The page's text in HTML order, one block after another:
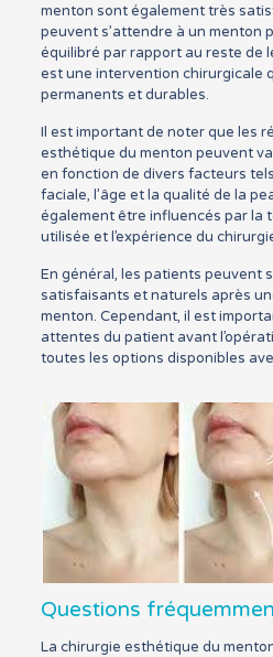
menton sont également très
peuvent s’attendre à un menton
équilibré par rapport au reste de
est une intervention chirurgicale
permanents et durables.
Il est important de noter que les
esthétique du menton peuvent
en fonction de divers facteurs
faciale, l’âge et la qualité de la
également être influencés par la
utilisée et l’expérience du
En général, les patients peuvent
satisfaisants et naturels après
menton. Cependant, il est
attentes du patient avant
toutes les options disponibles
Questions
La chirurgie esthétique du